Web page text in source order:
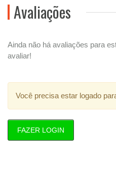
Avaliações
Ainda não há avaliações para
avaliar!
Você precisa estar logado
FAZER LOGIN